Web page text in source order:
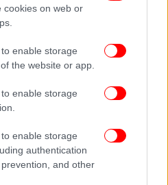
cookies on web or
enable storage
the website or app.
enable storage
enable storage
authentication
and other